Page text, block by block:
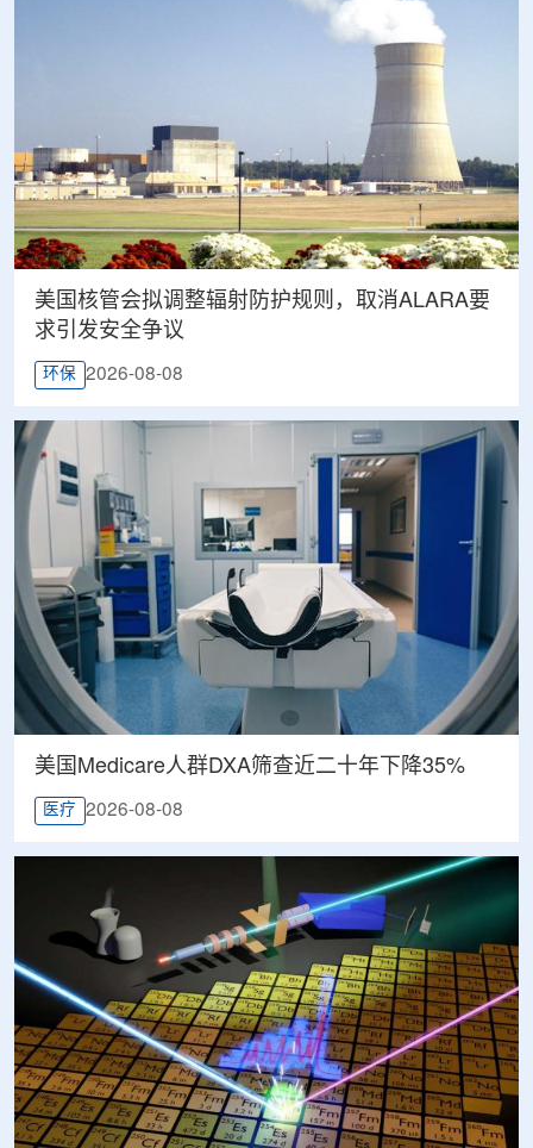
美国核管会拟调整辐射防护规则，取消ALARA要
求引发安全争议
环保 2026-08-08
美国Medicare人群DXA筛查近二十年下降35%
医疗 2026-08-08